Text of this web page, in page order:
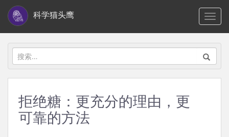
i
科学猫头鹰
搜
索：
拒绝糖：更充分的理由，更
可靠的方法